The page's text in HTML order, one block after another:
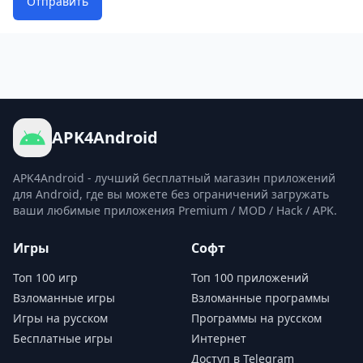
APK4Android
APK4Android - лучший бесплатный магазин приложений
для Android, где вы можете без ограничений загружать
ваши любимые приложения Premium / MOD / Hack / APK.
Игры
Топ 100 игр
Взломанные игры
Игры на русском
Бесплатные игры
Софт
Топ 100 приложений
Взломанные программы
Программы на русском
Интернет
Доступ в Telegram